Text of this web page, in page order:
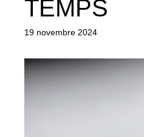
TEMPS
19 novembre 2024